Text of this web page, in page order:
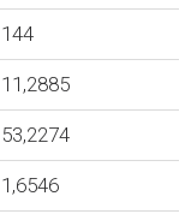
144
11,2885
53,2274
1,6546